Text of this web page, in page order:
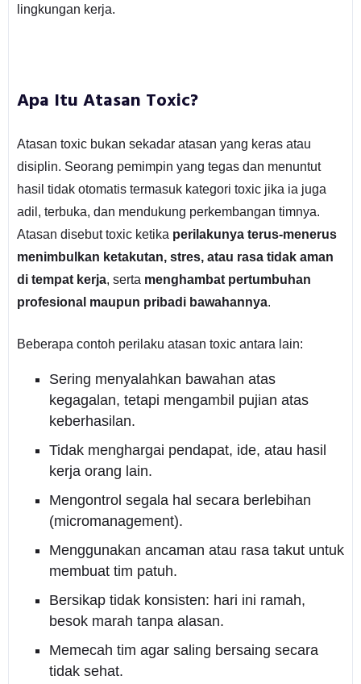
lingkungan kerja.
Apa Itu Atasan Toxic?
Atasan toxic bukan sekadar atasan yang keras atau
disiplin. Seorang pemimpin yang tegas dan menuntut
hasil tidak otomatis termasuk kategori toxic jika ia juga
adil, terbuka, dan mendukung perkembangan timnya.
Atasan disebut toxic ketika perilakunya terus-menerus
menimbulkan ketakutan, stres, atau rasa tidak aman
di tempat kerja, serta menghambat pertumbuhan
profesional maupun pribadi bawahannya.
Beberapa contoh perilaku atasan toxic antara lain:
Sering menyalahkan bawahan atas
kegagalan, tetapi mengambil pujian atas
keberhasilan.
Tidak menghargai pendapat, ide, atau hasil
kerja orang lain.
Mengontrol segala hal secara berlebihan
(micromanagement).
Menggunakan ancaman atau rasa takut untuk
membuat tim patuh.
Bersikap tidak konsisten: hari ini ramah,
besok marah tanpa alasan.
Memecah tim agar saling bersaing secara
tidak sehat.